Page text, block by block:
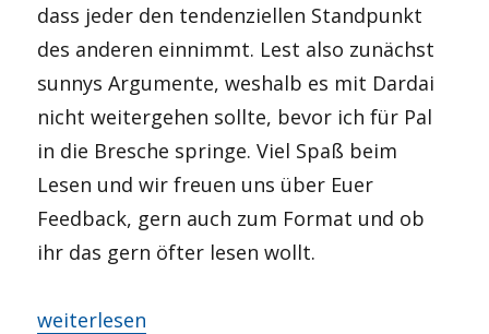
dass jeder den tendenziellen Standpunkt
des anderen einnimmt. Lest also zunächst
sunnys Argumente, weshalb es mit Dardai
nicht weitergehen sollte, bevor ich für Pal
in die Bresche springe. Viel Spaß beim
Lesen und wir freuen uns über Euer
Feedback, gern auch zum Format und ob
ihr das gern öfter lesen wollt.
„PRO und CONTRA – Heute: Dardai“
weiterlesen